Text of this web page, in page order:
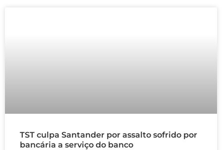
TST culpa Santander por assalto sofrido por
bancária a serviço do banco